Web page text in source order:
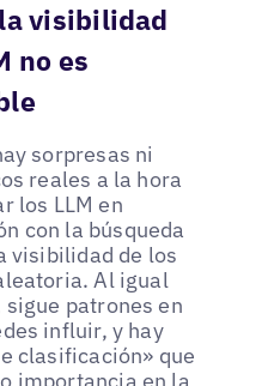
visibilidad
no es
sorpresas ni
reales a la hora
los LLM en
con la búsqueda
visibilidad de los
Al igual
sigue patrones en
influir, y hay
clasificación» que